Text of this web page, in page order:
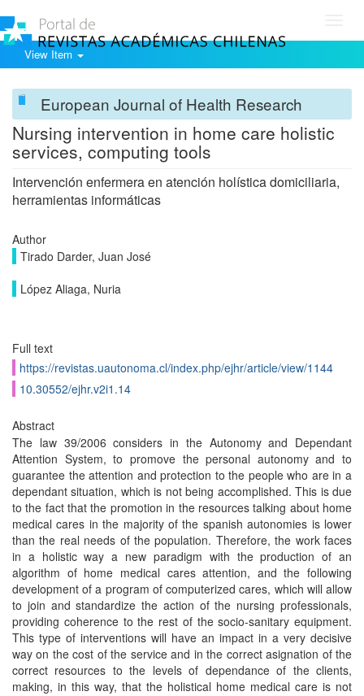
View Item
European Journal of Health Research
Nursing intervention in home care holistic
services, computing tools
Intervención enfermera en atención holística domiciliaria,
herramientas informáticas
Author
Tirado Darder, Juan José
López Aliaga, Nuria
Full text
https://revistas.uautonoma.cl/index.php/ejhr/article/view/1144
10.30552/ejhr.v2i1.14
Abstract
The law 39/2006 considers in the Autonomy and Dependant
Attention System, to promove the personal autonomy and to
guarantee the attention and protection to the people who are in a
dependant situation, which is not being accomplished. This is due
to the fact that the promotion in the resources talking about home
medical cares in the majority of the spanish autonomies is lower
than the real needs of the population. Therefore, the work faces
in a holistic way a new paradigm with the production of an
algorithm of home medical cares attention, and the following
development of a program of computerized cares, which will allow
to join and standardize the action of the nursing professionals,
providing coherence to the rest of the socio-sanitary equipment.
This type of interventions will have an impact in a very decisive
way on the cost of the service and in the correct asignation of the
correct resources to the levels of dependance of the clients,
making, in this way, that the holistical home medical care is not